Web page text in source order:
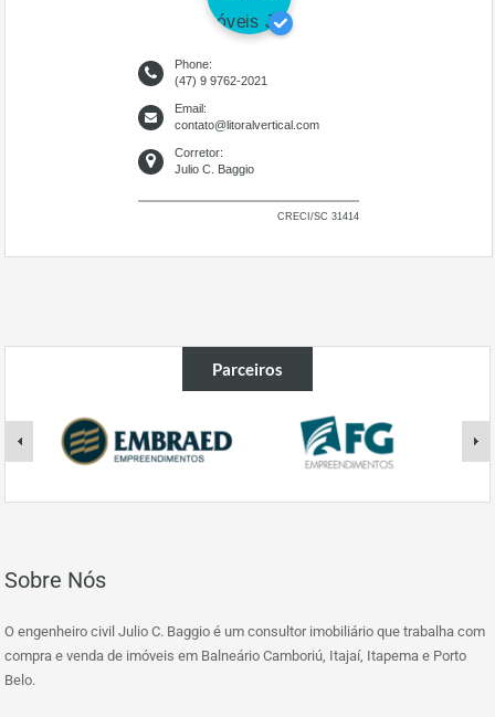
Phone:
(47) 9 9762-2021
Email:
contato@litoralvertical.com
Corretor:
Julio C. Baggio
CRECI/SC 31414
Parceiros
Sobre Nós
O engenheiro civil Julio C. Baggio é um consultor imobiliário que trabalha com
compra e venda de imóveis em Balneário Camboriú, Itajaí, Itapema e Porto
Belo.